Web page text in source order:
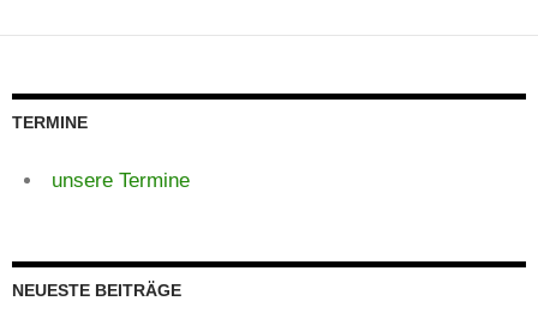
TERMINE
unsere Termine
NEUESTE BEITRÄGE